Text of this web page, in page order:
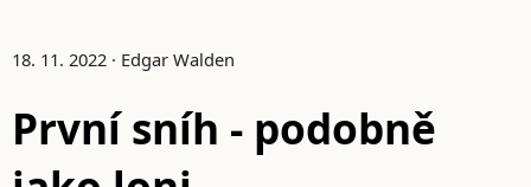
18. 11. 2022 · Edgar Walden
První sníh - podobně